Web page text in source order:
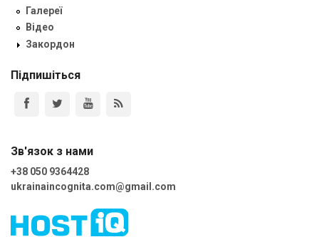
Галереї
Відео
Закордон
Підпишіться
Зв'язок з нами
+38 050 9364428
ukrainaincognita.com@gmail.com